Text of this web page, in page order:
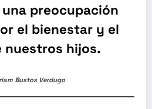
preocupación
el bienestar y el
hijos.
Bustos Verdugo